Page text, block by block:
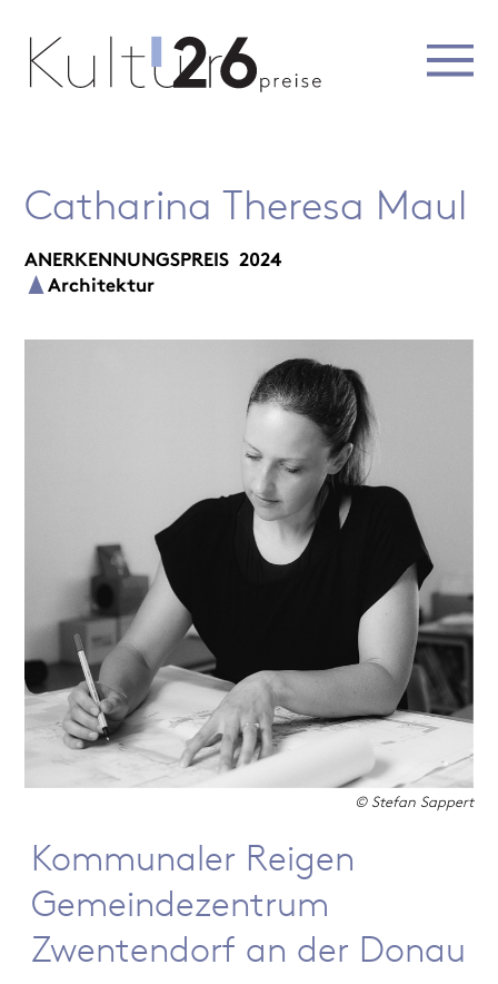
Catharina Theresa Maul
ANERKENNUNGSPREIS 2024
Architektur
© Stefan Sappert
Kommunaler Reigen
Gemeindezentrum
Zwentendorf an der Donau